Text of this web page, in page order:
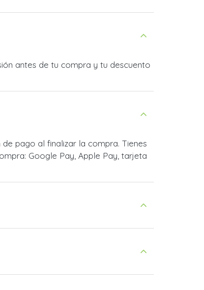
antes de tu compra y tu descuento
pago al finalizar la compra. Tienes
Google Pay, Apple Pay, tarjeta